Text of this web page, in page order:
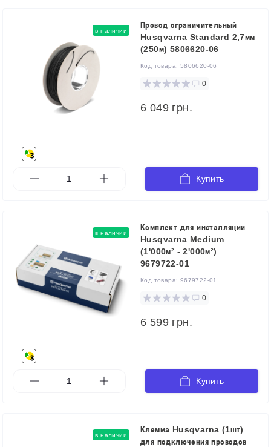
в наличии
Провод ограничительный
Husqvarna Standard 2,7мм
(250м) 5806620-06
Код товара: 5806620-06
0
6 049 грн.
Купить
в наличии
Комплект для инсталляции
Husqvarna Medium
(1'000м² - 2'000м²)
9679722-01
Код товара: 9679722-01
0
6 599 грн.
Купить
в наличии
Клемма Husqvarna (1шт)
для подключения проводов